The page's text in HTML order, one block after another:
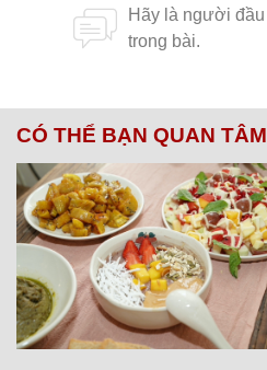
CÓ THỂ BẠN QUAN TÂM